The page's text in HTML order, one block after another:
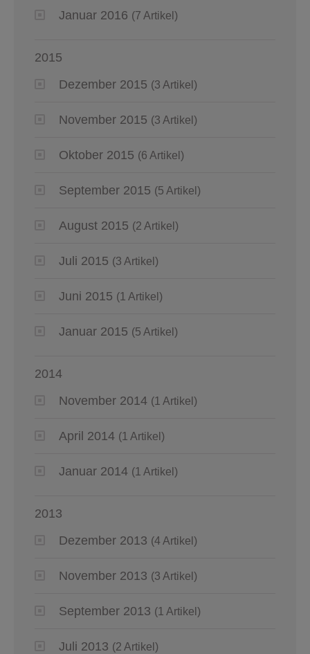
Januar 2016 (7 Artikel)
2015
Dezember 2015 (3 Artikel)
November 2015 (3 Artikel)
Oktober 2015 (6 Artikel)
September 2015 (5 Artikel)
August 2015 (2 Artikel)
Juli 2015 (3 Artikel)
Juni 2015 (1 Artikel)
Januar 2015 (5 Artikel)
2014
November 2014 (1 Artikel)
April 2014 (1 Artikel)
Januar 2014 (1 Artikel)
2013
Dezember 2013 (4 Artikel)
November 2013 (3 Artikel)
September 2013 (1 Artikel)
Juli 2013 (2 Artikel)